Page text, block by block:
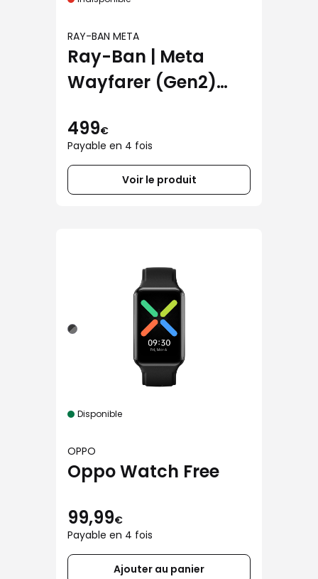
RAY-BAN META
Ray-Ban | Meta
Wayfarer (Gen2)
verres transitions
499€
Payable en 4 fois
Voir le produit
Disponible
OPPO
Oppo Watch Free
99,99€
Payable en 4 fois
Ajouter au panier